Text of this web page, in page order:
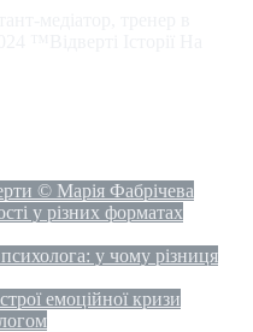
© Марія Фабрічева
у різних форматах
у чому різниця
емоційної кризи